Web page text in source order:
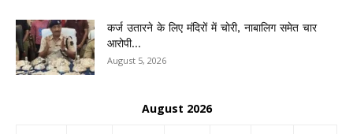
कर्ज उतारने के लिए मंदिरों में चोरी, नाबालिग समेत चार
आरोपी...
August 5, 2026
August 2026